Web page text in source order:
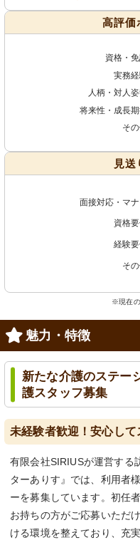
高評価
資格・
実務
人柄・対人
将来性・成長
そ
見送
面接対応・マ
資格
経験
そ
※現在の
魅力・特徴
新たな介護のステー
護スタッフ募集
未経験者歓迎！安心し
有限会社SIRIUSが運営する
ターありす』では、利用者
ーを募集しています。初任
お持ちの方がご応募いただ
ける環境を整えており、充